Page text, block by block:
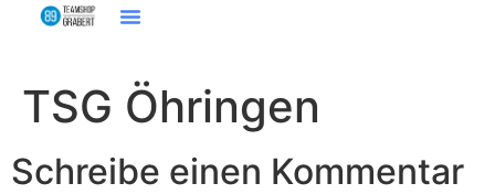
TSG Öhringen
Schreibe einen Kommentar